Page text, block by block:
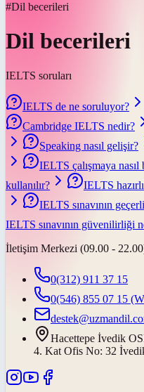
#Dil becerileri
Dil becerileri
IELTS soruları
IELTS de ne soruluyor?
Cambridge IELTS nedir?
Speaking nasıl gelişir?
IELTS çalışmaya nasıl
kullanılır?
IELTS
IELTS sınavının
IELTS sınavının güvenilirliği
İletişim Merkezi (09.00 -
0(312) 911 37 15
0(546) 855 07 15
Hacettepe İvedik
4. Kat Ofis No: 32